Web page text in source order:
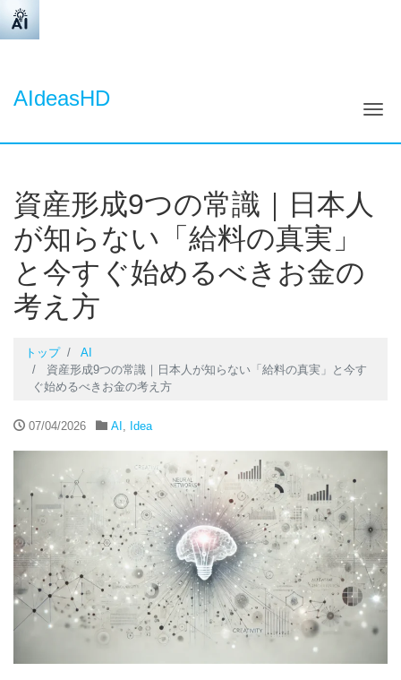
AIdeasHD
ナ
資産形成9つの常識｜日本人
が知らない「給料の真実」
と今すぐ始めるべきお金の
考え方
トップ
AI
資産形成9つの常識｜日本人が知らない「給料の真実」と今す
ぐ始めるべきお金の考え方
07/04/2026 AI , Idea